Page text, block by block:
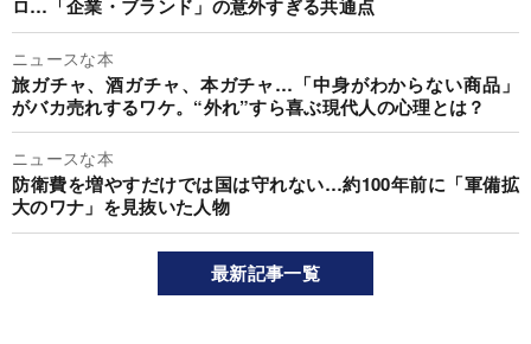
ロ…「企業・ブランド」の意外すぎる共通点
ニュースな本
旅ガチャ、酒ガチャ、本ガチャ…「中身がわからない商品」
がバカ売れするワケ。“外れ”すら喜ぶ現代人の心理とは？
ニュースな本
防衛費を増やすだけでは国は守れない…約100年前に「軍備拡
大のワナ」を見抜いた人物
最新記事一覧